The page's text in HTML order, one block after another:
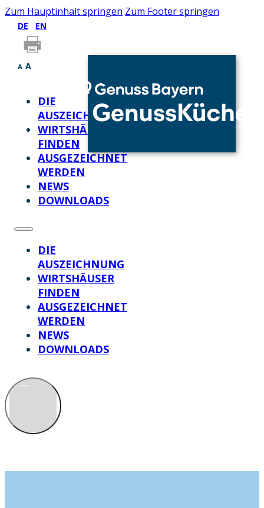
Zum Hauptinhalt springen Zum Footer springen
DE EN
A A
DIE
AUSZEICHNUNG
WIRTSHÄUSER
FINDEN
AUSGEZEICHNET
WERDEN
NEWS
DOWNLOADS
DIE
AUSZEICHNUNG
WIRTSHÄUSER
FINDEN
AUSGEZEICHNET
WERDEN
NEWS
DOWNLOADS